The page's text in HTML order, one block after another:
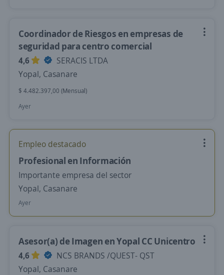
Coordinador de Riesgos en empresas de
seguridad para centro comercial
4,6
SERACIS LTDA
Yopal, Casanare
$ 4.482.397,00 (Mensual)
Ayer
Empleo destacado
Profesional en Información
Importante empresa del sector
Yopal, Casanare
Ayer
Asesor(a) de Imagen en Yopal CC Unicentro
4,6
NCS BRANDS /QUEST- QST
Yopal, Casanare